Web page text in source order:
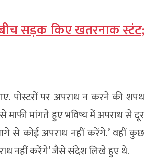
सड़क किए खतरनाक स्टंट;
पोस्टरों पर अपराध न करने की शपथ
माफी मांगते हुए भविष्य में अपराध से दूर
से कोई अपराध नहीं करेंगे.’ वहीं कुछ
नहीं करेंगे’ जैसे संदेश लिखे हुए थे.